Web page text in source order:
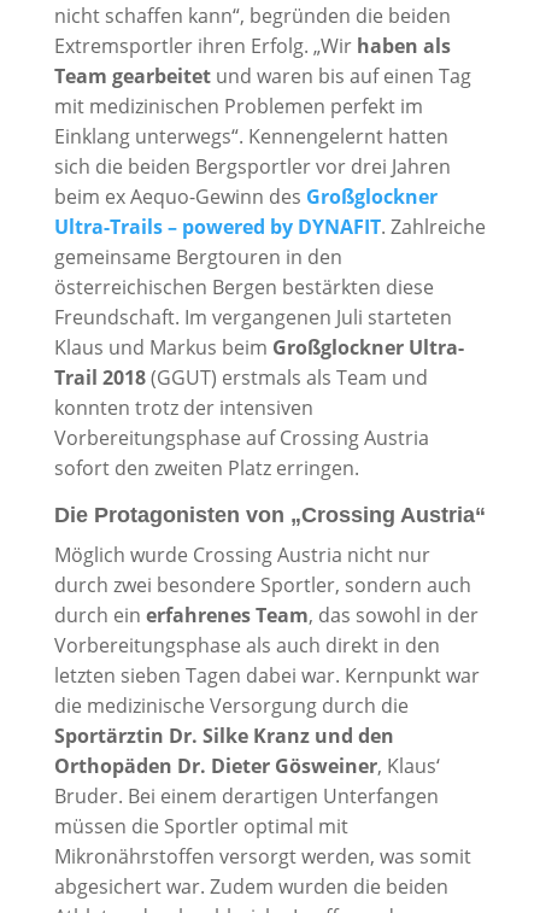
nicht schaffen kann“, begründen die beiden
Extremsportler ihren Erfolg. „Wir haben als
Team gearbeitetund waren bis auf einen Tag
mit medizinischen Problemen perfekt im
Einklang unterwegs“. Kennengelernt hatten
sich die beiden Bergsportler vor drei Jahren
beim ex Aequo-Gewinn des Großglockner
Ultra-Trails – powered by DYNAFIT. Zahlreiche
gemeinsame Bergtouren in den
österreichischen Bergen bestärkten diese
Freundschaft. Im vergangenen Juli starteten
Klaus und Markus beim Großglockner Ultra-
Trail 2018(GGUT) erstmals als Team und
konnten trotz der intensiven
Vorbereitungsphase auf Crossing Austria
sofort den zweiten Platz erringen.
Die Protagonisten von „Crossing Austria“
Möglich wurde Crossing Austria nicht nur
durch zwei besondere Sportler, sondern auch
durch ein erfahrenes Team, das sowohl in der
Vorbereitungsphase als auch direkt in den
letzten sieben Tagen dabei war. Kernpunkt war
die medizinische Versorgung durch die
Sportärztin Dr. Silke Kranz und den
Orthopäden Dr. Dieter Gösweiner, Klaus‘
Bruder. Bei einem derartigen Unterfangen
müssen die Sportler optimal mit
Mikronährstoffen versorgt werden, was somit
abgesichert war. Zudem wurden die beiden